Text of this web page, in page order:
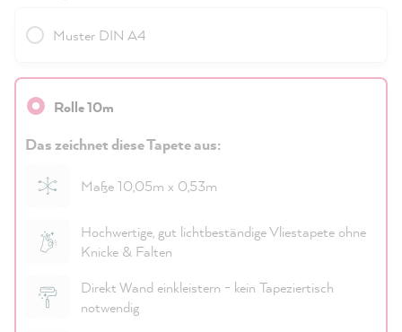
Muster DIN A4
Rolle 10m
Das zeichnet diese Tapete aus:
Maße 10,05m x 0,53m
Hochwertige, gut lichtbeständige Vliestapete ohne
Knicke & Falten
Direkt Wand einkleistern - kein Tapeziertisch
notwendig